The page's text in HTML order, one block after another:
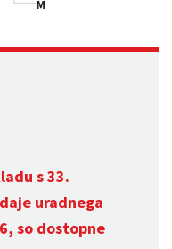
s 33.
uradnega
so dostopne